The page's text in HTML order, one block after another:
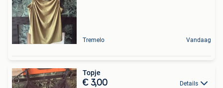
Tremelo Vandaag
Topje
€ 3,00 Details